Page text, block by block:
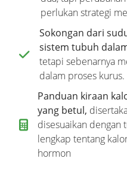
perlukan strategi
Sokongan dari
sistem tubuh
tetapi sebenarnya
dalam proses kurus.
Panduan kiraan
yang betul,
disesuaikan dengan
lengkap tentang
hormon